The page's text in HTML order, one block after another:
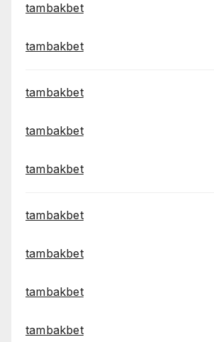
tambakbet
tambakbet
tambakbet
tambakbet
tambakbet
tambakbet
tambakbet
tambakbet
tambakbet